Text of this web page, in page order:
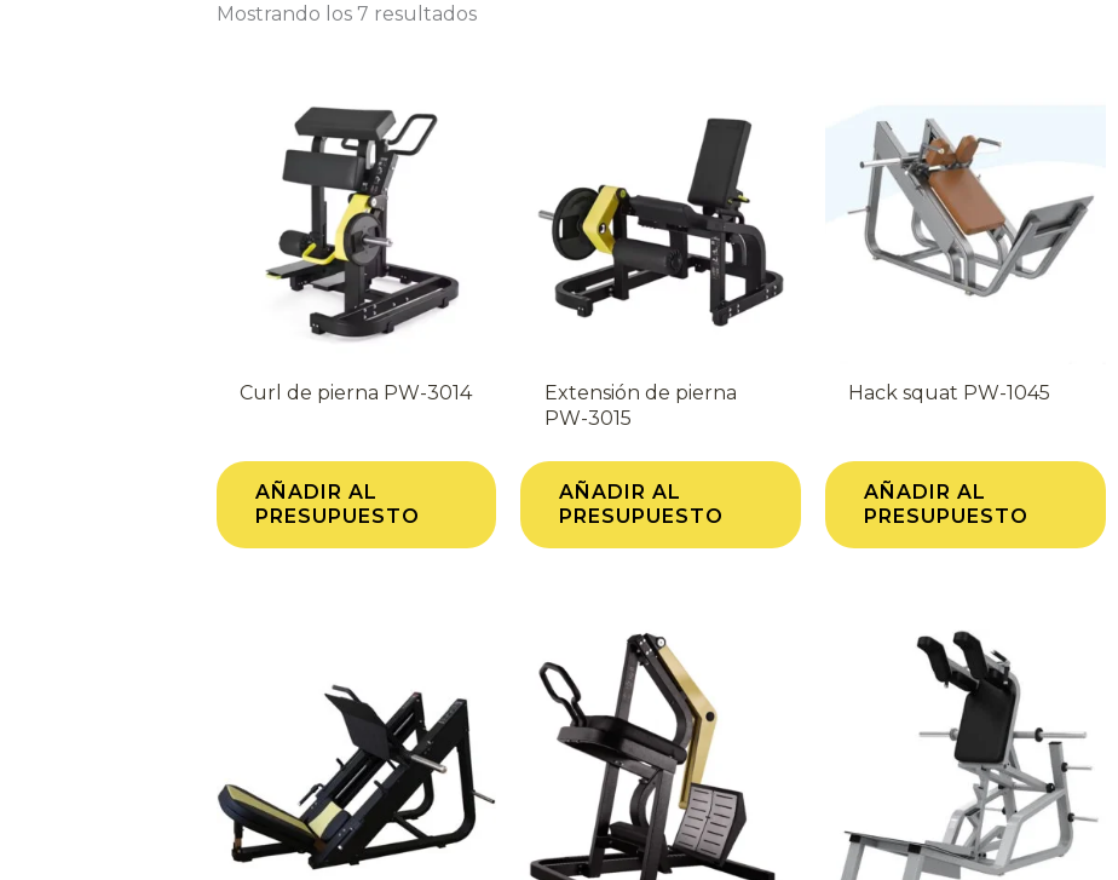
Mostrando los 7 resultados
Curl de pierna PW-3014
AÑADIR AL
PRESUPUESTO
Extensión de pierna
PW-3015
AÑADIR AL
PRESUPUESTO
Hack squat PW-1045
AÑADIR AL
PRESUPUESTO